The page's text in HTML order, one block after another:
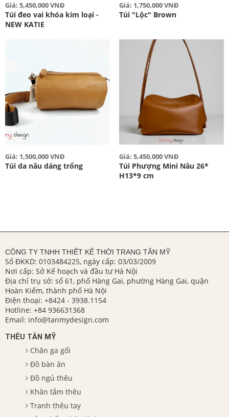
Giá: 5,450,000 VNĐ
Túi đeo vai khóa kim loại -
NEW KATIE
Giá: 1,750,000 VNĐ
Túi "Lộc" Brown
Giá: 1,500,000 VNĐ
Túi da nâu dáng trống
Giá: 5,450,000 VNĐ
Túi Phượng Mini Nâu 26*
H13*9 cm
CÔNG TY TNHH THIẾT KẾ THỜI TRANG TÂN MỸ
Số ĐKKD: 0103484225, ngày cấp: 03/03/2009
Nơi cấp: Sở Kế hoạch và đầu tư Hà Nội
Địa chỉ trụ sở: số 61, phố Hàng Gai, phường Hàng Gai, quận
Hoàn Kiếm, thành phố Hà Nội
Điện thoại: +8424 - 3938.1154
Hotline: +84 936631368
Email: info@tanmydesign.com
THÊU TÂN MỸ
Chăn ga gối
Đồ bàn ăn
Đồ ngủ thêu
Khăn tắm thêu
Tranh thêu tay